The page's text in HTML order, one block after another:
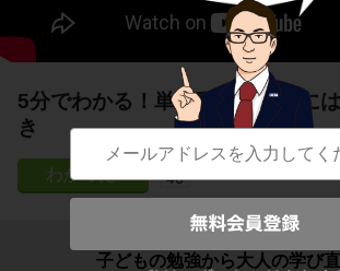
5分でわかる！単振動する物体に
き
46
子どもの勉強から大人の学び